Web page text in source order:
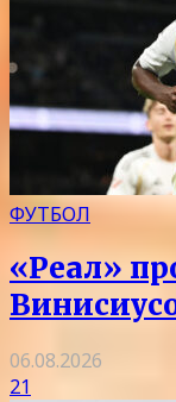
ФУТБОЛ
«Реал»
06.08.2026
21